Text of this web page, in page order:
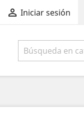
 Iniciar sesión